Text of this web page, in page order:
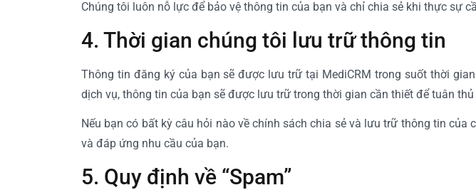
Chúng tôi luôn nỗ lực để bảo vệ thông tin của bạn và chỉ chia sẻ khi thực sự
4. Thời gian chúng tôi lưu trữ thông tin
Thông tin đăng ký của bạn sẽ được lưu trữ tại MediCRM trong suốt thời
dịch vụ, thông tin của bạn sẽ được lưu trữ trong thời gian cần thiết để tuân
Nếu bạn có bất kỳ câu hỏi nào về chính sách chia sẻ và lưu trữ thông tin
và đáp ứng nhu cầu của bạn.
5. Quy định về “Spam”